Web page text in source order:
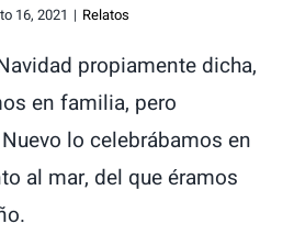
16, 2021 | Relatos
propiamente dicha,
en familia, pero
lo celebrábamos en
al mar, del que éramos